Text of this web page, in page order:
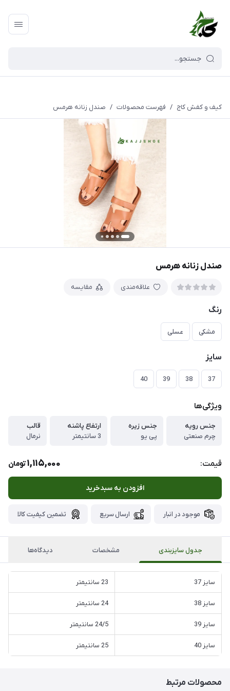
کیف و کفش کاج / فهرست محصولات / صندل زنانه هرمس
صندل زنانه هرمس
علاقه‌مندی مقایسه
رنگ
مشکی عسلی
سایز
37
38
39
40
ویژگی‌ها
جنس رویه
چرم صنعتی
جنس زیره
پی یو
ارتفاع پاشنه
3 سانتیمتر
قالب
نرمال
قیمت: 1,115,000تومان
افزودن به سبدخرید
موجود در انبار ارسال سریع تضمین کیفیت کالا
جدول سایزبندی مشخصات دیدگاه‌ها
سایز 37 23 سانتیمتر
سایز 38 24 سانتیمتر
سایز 39 24/5 سانتیمتر
سایز 40 25 سانتیمتر
محصولات مرتبط